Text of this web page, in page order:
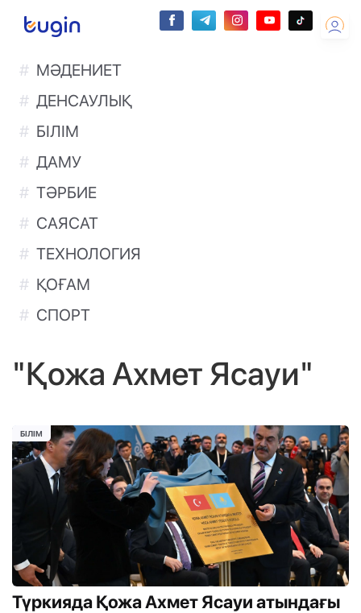
МӘДЕНИЕТ
ДЕНСАУЛЫҚ
БІЛІМ
ДАМУ
ТӘРБИЕ
САЯСАТ
ТЕХНОЛОГИЯ
ҚОҒАМ
СПОРТ
"Қожа Ахмет Ясауи"
Түркияда Қожа Ахмет Ясауи атындағы
БІЛІМ